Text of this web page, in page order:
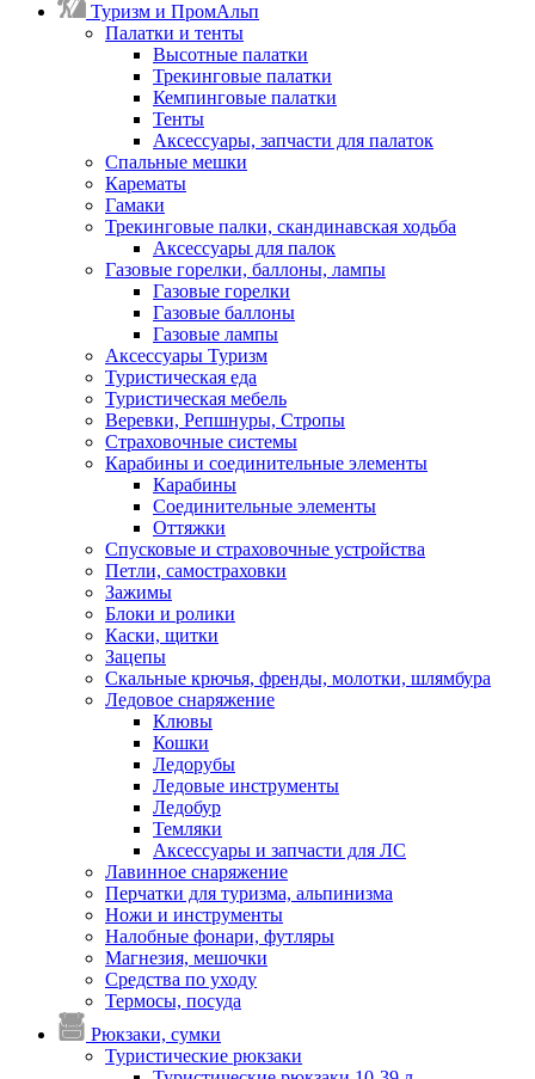
Туризм и ПромАльп
Палатки и тенты
Высотные палатки
Трекинговые палатки
Кемпинговые палатки
Тенты
Аксессуары, запчасти для палаток
Спальные мешки
Карематы
Гамаки
Трекинговые палки, скандинавская ходьба
Аксессуары для палок
Газовые горелки, баллоны, лампы
Газовые горелки
Газовые баллоны
Газовые лампы
Аксессуары Туризм
Туристическая еда
Туристическая мебель
Веревки, Репшнуры, Стропы
Страховочные системы
Карабины и соединительные элементы
Карабины
Соединительные элементы
Оттяжки
Спусковые и страховочные устройства
Петли, самостраховки
Зажимы
Блоки и ролики
Каски, щитки
Зацепы
Скальные крючья, френды, молотки, шлямбура
Ледовое снаряжение
Клювы
Кошки
Ледорубы
Ледовые инструменты
Ледобур
Темляки
Аксессуары и запчасти для ЛС
Лавинное снаряжение
Перчатки для туризма, альпинизма
Ножи и инструменты
Налобные фонари, футляры
Магнезия, мешочки
Средства по уходу
Термосы, посуда
Рюкзаки, сумки
Туристические рюкзаки